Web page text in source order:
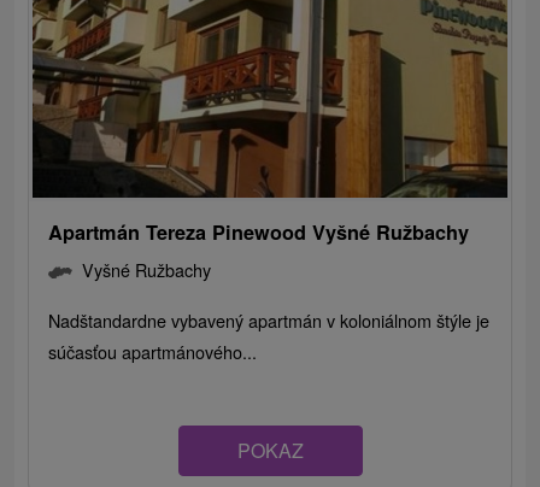
Apartmán Tereza Pinewood Vyšné Ružbachy
Vyšné Ružbachy
Nadštandardne vybavený apartmán v koloniálnom štýle je
súčasťou apartmánového...
POKAZ